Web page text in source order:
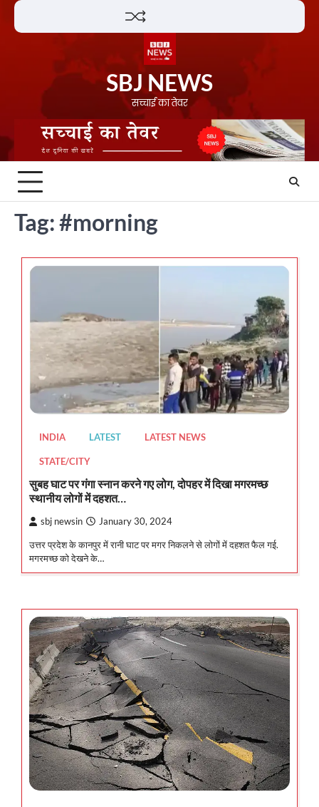
Skip
SBJ NEWS
सच्चाई का तेवर
Tag:#morning
INDIA LATEST LATEST NEWS
STATE/CITY
सुबह घाट पर गंगा स्नान करने गए लोग, दोपहर में दिखा मगरमच्छ
स्थानीय लोगों में दहशत…
sbj newsin January 30, 2024
उत्तर प्रदेश के कानपुर में रानी घाट पर मगर निकलने से लोगों में दहशत फैल गई.
मगरमच्छ को देखने के…